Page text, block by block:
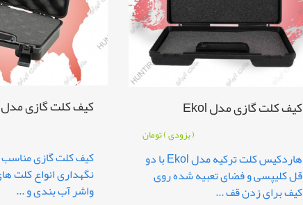
کیف کلت گازی مدل Ekol
( بزودی )تومان
هاردکیس کلت ترکیه مدل Ekol با دو
قل کلیپسی و فضای تعبیه شده روی
کیف برای زدن قف ...
کیف کلت گازی مدل fox
کیف کلت گازی
نگهداری انواع کلت
واشر آب بندی و ...